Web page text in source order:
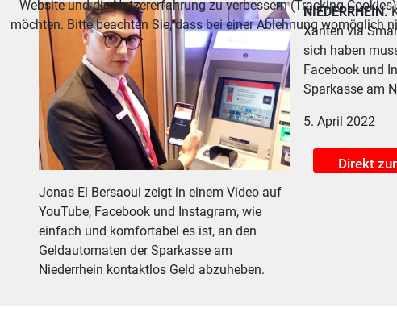
Jonas El Bersaoui zeigt in einem Video auf
YouTube, Facebook und Instagram, wie
einfach und komfortabel es ist, an den
Geldautomaten der Sparkasse am
Niederrhein kontaktlos Geld abzuheben.
NIEDERRHEIN.
Xanten via
sich haben
Facebook und
Sparkasse am
5. April 2022
Direkt
Website und die Nutzererfahrung zu verbessern (Tracking
möchten. Bitte beachten Sie, dass bei einer Ablehnung womöglich